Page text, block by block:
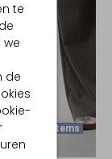
te
de
Laatste Items
-20%